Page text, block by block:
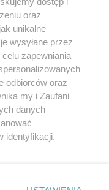
oraz
unikalne
wysyłane przez
zapewniania
odbiorców oraz
my i Zaufani
danych
identyfikacji.